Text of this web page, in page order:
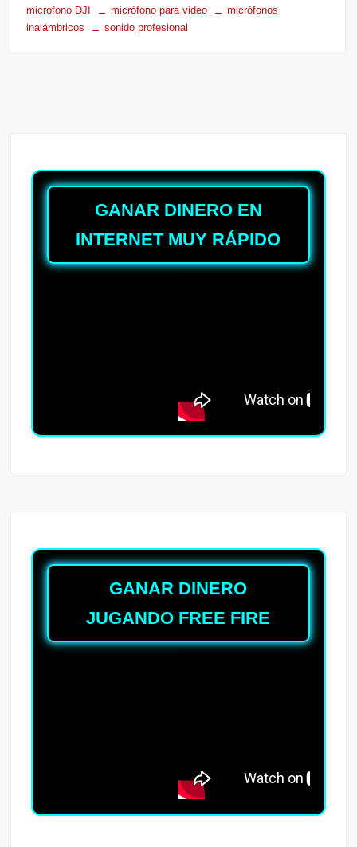
micrófono DJI
micrófono para video
micrófonos
inalámbricos
sonido profesional
GANAR DINERO EN
INTERNET MUY RÁPIDO
GANAR DINERO
JUGANDO FREE FIRE